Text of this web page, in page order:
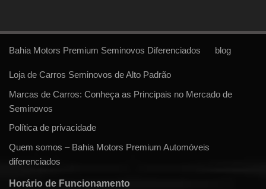
Bahia Motors Premium Seminovos Diferenciados blog
Loja de Carros Seminovos de Alto Padrão
Marcas de Carros: Conheça as Principais no Mercado de
Seminovos
Política de privacidade
Quem somos – Bahia Motors Premium Automóveis
diferenciados
Horário de Funcionamento